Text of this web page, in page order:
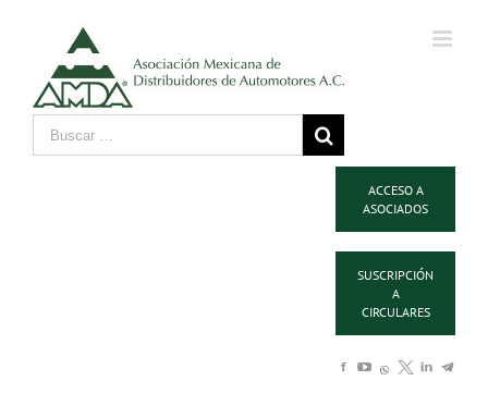
ACCESO A
ASOCIADOS
SUSCRIPCIÓN
A
CIRCULARES